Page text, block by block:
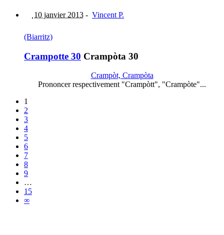
10 janvier 2013 - Vincent P.
(Biarritz)
Crampotte 30 Crampòta 30
Crampòt, Crampòta
Prononcer respectivement "Crampòtt", "Crampòte"...
1
2
3
4
5
6
7
8
9
…
15
∞